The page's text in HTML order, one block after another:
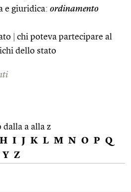
e giuridica: ordinamento
chi poteva partecipare al
dello stato
a alla z
H I J K L M N O P Q
Y Z